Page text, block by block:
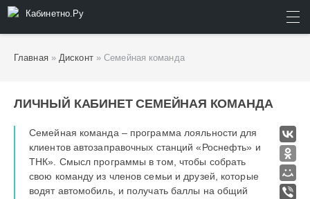
Кабинетно.Ру
Главная»Дисконт» Семейная команда
ЛИЧНЫЙ КАБИНЕТ СЕМЕЙНАЯ КОМАНДА
Семейная команда – программа лояльности для
клиентов автозаправочных станций «Роснефть» и
ТНК». Смысл программы в том, чтобы собрать
свою команду из членов семьи и друзей, которые
водят автомобиль, и получать баллы на общий